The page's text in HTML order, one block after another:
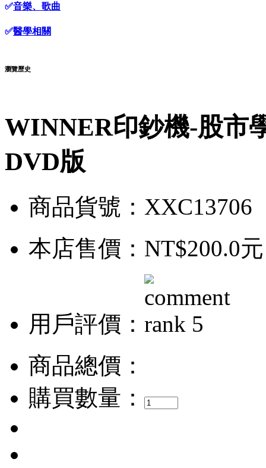
✅音樂、歌曲
✅醫學相關
瀏覽歷史
WINNER印鈔機-股市
DVD版
商品貨號：XXC13706
本店售價： NT$200.0元
用戶評價：
商品總價：
購買數量：